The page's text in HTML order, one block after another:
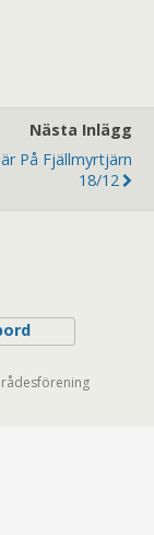
Nästa Inlägg
På Fjällmyrtjärn
18/12